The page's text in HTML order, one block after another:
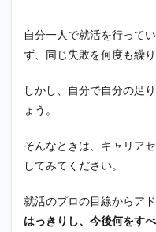
を通
じて
な人
る
友だ
ちと
協力
自分一人で就活を行って
ず、同じ失敗を何度も繰
しかし、自分で自分の足
ょう。
そんなときは、キャリア
してみてください。
就活のプロの目線からア
はっきりし、今後何をす